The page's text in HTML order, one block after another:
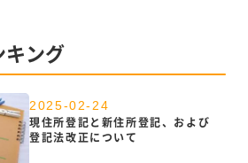
キング
2025-02-24
現住所登記と新住所登記、および
登記法改正について